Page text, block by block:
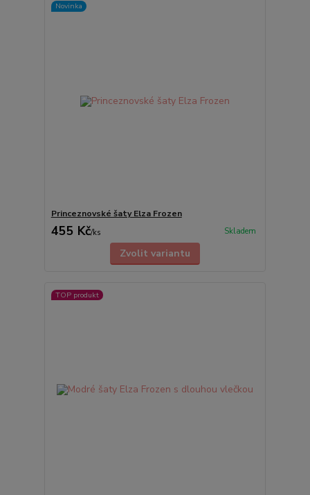
Novinka
Princeznovské šaty Elza Frozen
455 Kč/ks Skladem
Zvolit variantu
TOP produkt